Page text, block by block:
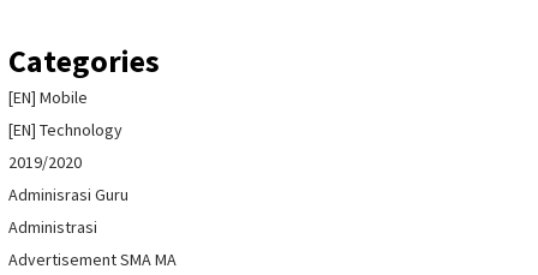
Categories
[EN] Mobile
[EN] Technology
2019/2020
Adminisrasi Guru
Administrasi
Advertisement SMA MA